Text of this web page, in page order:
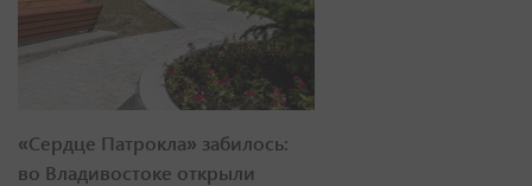
«Сердце Патрокла» забилось:
во Владивостоке открыли